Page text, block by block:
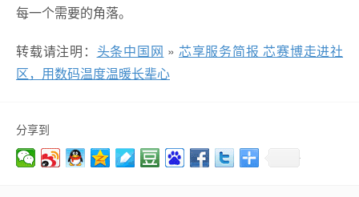
每一个需要的角落。
转载请注明： 头条中国网 » 芯享服务简报 芯赛博走进社
区，用数码温度温暖长辈心
分享到